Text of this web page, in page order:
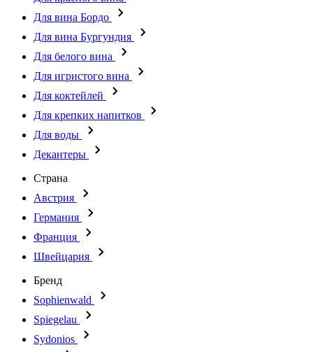
Для вина Бордо
Для вина Бургундия
Для белого вина
Для игристого вина
Для коктейлей
Для крепких напитков
Для воды
Декантеры
Страна
Австрия
Германия
Франция
Швейцария
Бренд
Sophienwald
Spiegelau
Sydonios